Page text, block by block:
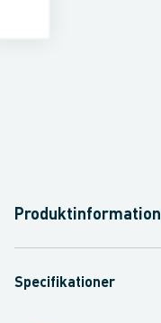
Produktinformation
Specifikationer